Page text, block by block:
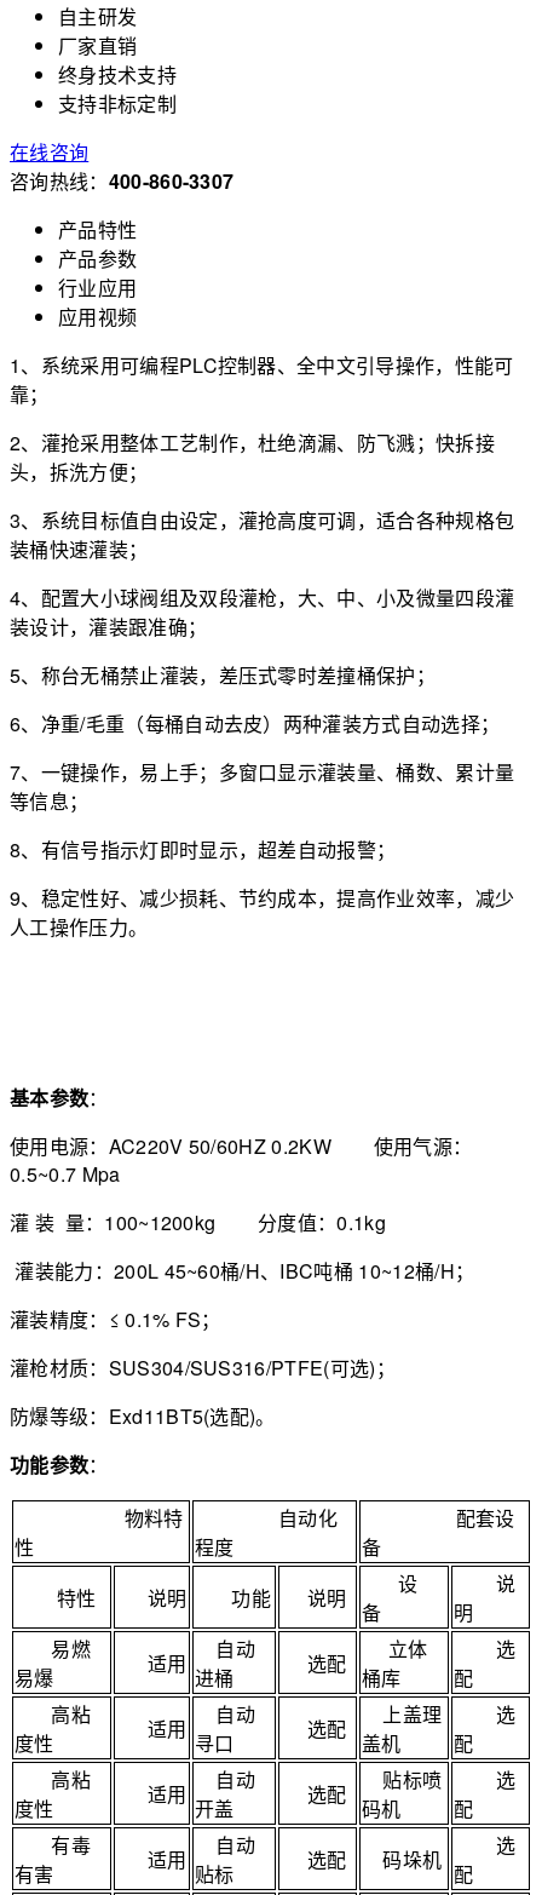
自主研发
厂家直销
终身技术支持
支持非标定制
在线咨询
咨询热线： 400-860-3307
产品特性
产品参数
行业应用
应用视频
1、系统采用可编程PLC控制器、全中文引导操作，性能可
靠；
2、灌抢采用整体工艺制作，杜绝滴漏、防飞溅；快拆接
头，拆洗方便；
3、系统目标值自由设定，灌抢高度可调，适合各种规格包
装桶快速灌装；
4、配置大小球阀组及双段灌枪，大、中、小及微量四段灌
装设计，灌装跟准确；
5、称台无桶禁止灌装，差压式零时差撞桶保护；
6、净重/毛重（每桶自动去皮）两种灌装方式自动选择；
7、一键操作，易上手；多窗口显示灌装量、桶数、累计量
等信息；
8、有信号指示灯即时显示，超差自动报警；
9、稳定性好、减少损耗、节约成本，提高作业效率，减少
人工操作压力。
基本参数：
使用电源：AC220V 50/60HZ 0.2KW 使用气源：
0.5~0.7 Mpa
灌 装 量：100~1200kg 分度值：0.1kg
灌装能力：200L 45~60桶/H、IBC吨桶 10~12桶/H；
灌装精度：≤ 0.1% FS；
灌枪材质：SUS304/SUS316/PTFE(可选)；
防爆等级：Exd11BT5(选配)。
功能参数：
物料特
性
自动化
程度
配套设
备
特性
说明 功能 说明
设
备
说
明
易燃
易爆
适用
自动
进桶
选配
立体
桶库
选
配
高粘
度性
适用
自动
寻口
选配
上盖理
盖机
选
配
高粘
度性
适用
自动
开盖
选配
贴标喷
码机
选
配
有毒
有害
适用
自动
贴标
选配 码垛机
选
配